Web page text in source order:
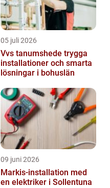
05 juli 2026
Vvs tanumshede trygga
installationer och smarta
lösningar i bohuslän
09 juni 2026
Markis-installation med
en elektriker i Sollentuna